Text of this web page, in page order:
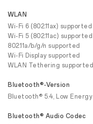
WLAN
Wi-Fi 6 (802.11ax) supported
Wi-Fi 5 (802.11ac) supported
802.11a/b/g/n supported
Wi-Fi Display supported
WLAN Tethering supported
Bluetooth®-Version
Bluetooth® 5.4, Low Energy
Bluetooth® Audio Codec